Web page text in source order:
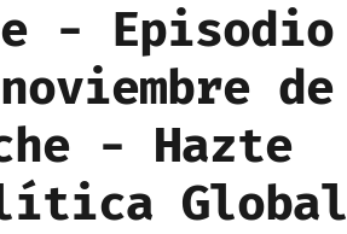
- Episodio
de
- Hazte
Global